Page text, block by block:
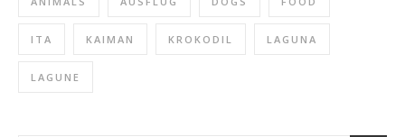
ITA KAIMAN KROKODIL LAGUNA
LAGUNE